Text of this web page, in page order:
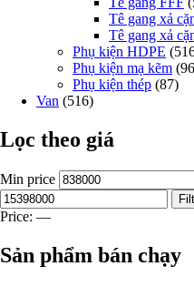
Tê gang xả
Tê gang xả
Phụ kiện HDPE
Phụ kiện mạ kẽm
Phụ kiện thép (87)
Van (516)
Lọc theo giá
Min price
Price: —
Sản phẩm bán chạy